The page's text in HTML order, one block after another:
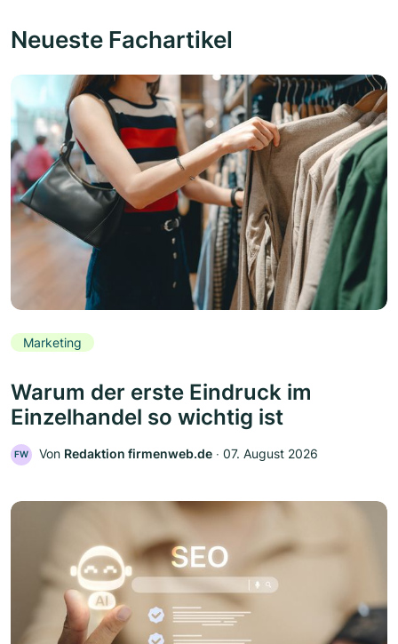
Neueste Fachartikel
Marketing
Warum der erste Eindruck im
Einzelhandel so wichtig ist
FW Von Redaktion firmenweb.de ‧ 07. August 2026